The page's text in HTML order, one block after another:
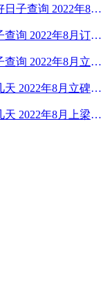
2022年8月上牌挂牌最佳吉日日期好日子查询 2022年8月上牌吉日精选
2022年8月订盟最佳吉日日期好日子查询 2022年8月订盟黄道吉日一览
2022年8月立券最佳吉日日期好日子查询 2022年8月立券的黄道吉日一览
2022年8月立碑最佳吉日日期有哪几天 2022年8月立碑吉日查询
2022年8月上梁最佳吉日日期有哪几天 2022年8月上梁的黄道吉日